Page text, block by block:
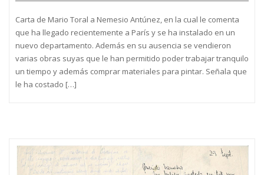
Carta de Mario Toral a Nemesio Antúnez, en la cual le comenta
que ha llegado recientemente a París y se ha instalado en un
nuevo departamento. Además en su ausencia se vendieron
varias obras suyas que le han permitido poder trabajar tranquilo
un tiempo y además comprar materiales para pintar. Señala que
le ha costado […]